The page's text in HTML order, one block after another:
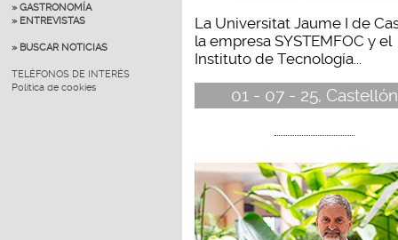
» GASTRONOMÍA
» ENTREVISTAS
» BUSCAR NOTICIAS
TELÉFONOS DE INTERÉS
Política de cookies
La Universitat Jaume I de
la empresa SYSTEMFOC y el
Instituto de Tecnología...
01 - 07 - 25, Castellón